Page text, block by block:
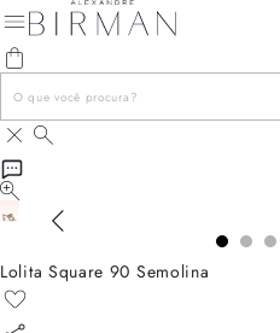
Lolita Square 90 Semolina